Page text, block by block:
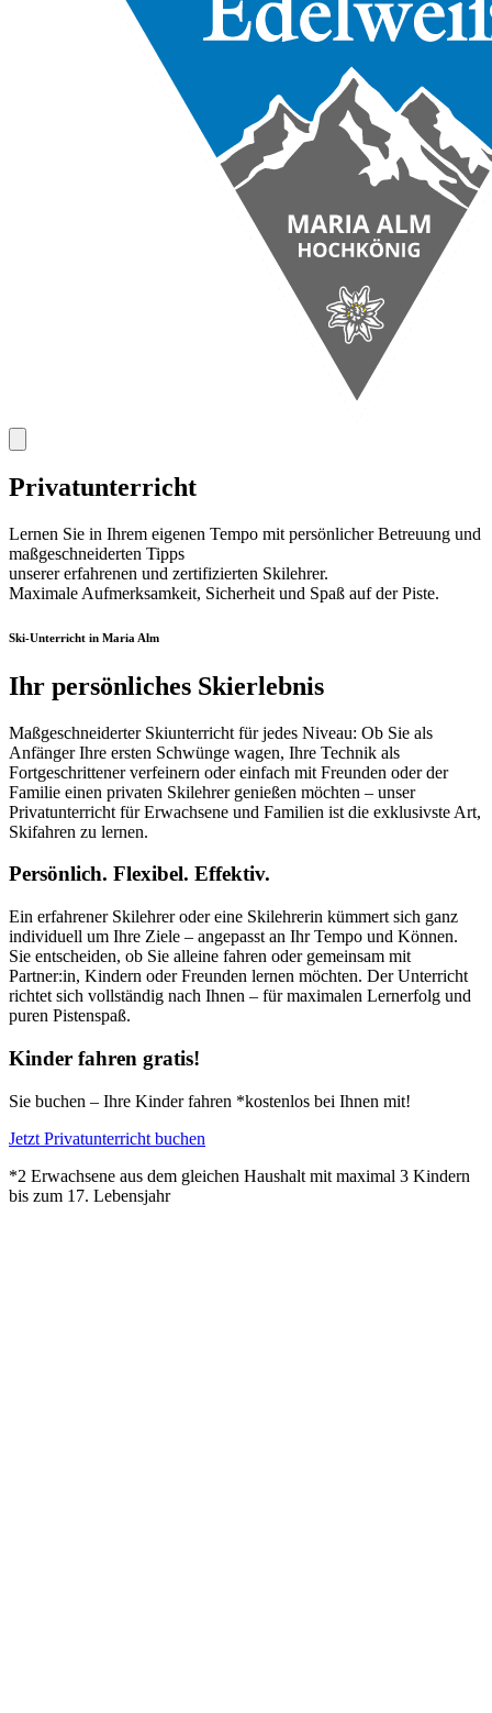
Privatunterricht
Lernen Sie in Ihrem eigenen Tempo mit persönlicher Betreuung und
maßgeschneiderten Tipps
unserer erfahrenen und zertifizierten Skilehrer.
Maximale Aufmerksamkeit, Sicherheit und Spaß auf der Piste.
Ski-Unterricht in Maria Alm
Ihr persönliches Skierlebnis
Maßgeschneiderter Skiunterricht für jedes Niveau: Ob Sie als
Anfänger Ihre ersten Schwünge wagen, Ihre Technik als
Fortgeschrittener verfeinern oder einfach mit Freunden oder der
Familie einen privaten Skilehrer genießen möchten – unser
Privatunterricht für Erwachsene und Familien ist die exklusivste Art,
Skifahren zu lernen.
Persönlich. Flexibel. Effektiv.
Ein erfahrener Skilehrer oder eine Skilehrerin kümmert sich ganz
individuell um Ihre Ziele – angepasst an Ihr Tempo und Können.
Sie entscheiden, ob Sie alleine fahren oder gemeinsam mit
Partner:in, Kindern oder Freunden lernen möchten. Der Unterricht
richtet sich vollständig nach Ihnen – für maximalen Lernerfolg und
puren Pistenspaß.
Kinder fahren gratis!
Sie buchen – Ihre Kinder fahren *kostenlos bei Ihnen mit!
Jetzt Privatunterricht buchen
*2 Erwachsene aus dem gleichen Haushalt mit maximal 3 Kindern
bis zum 17. Lebensjahr